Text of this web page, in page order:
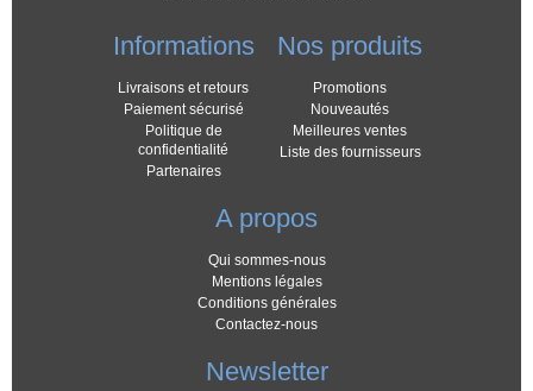
Informations
Livraisons et retours
Paiement sécurisé
Politique de
confidentialité
Partenaires
Nos produits
Promotions
Nouveautés
Meilleures ventes
Liste des fournisseurs
A propos
Qui sommes-nous
Mentions légales
Conditions générales
Contactez-nous
Newsletter